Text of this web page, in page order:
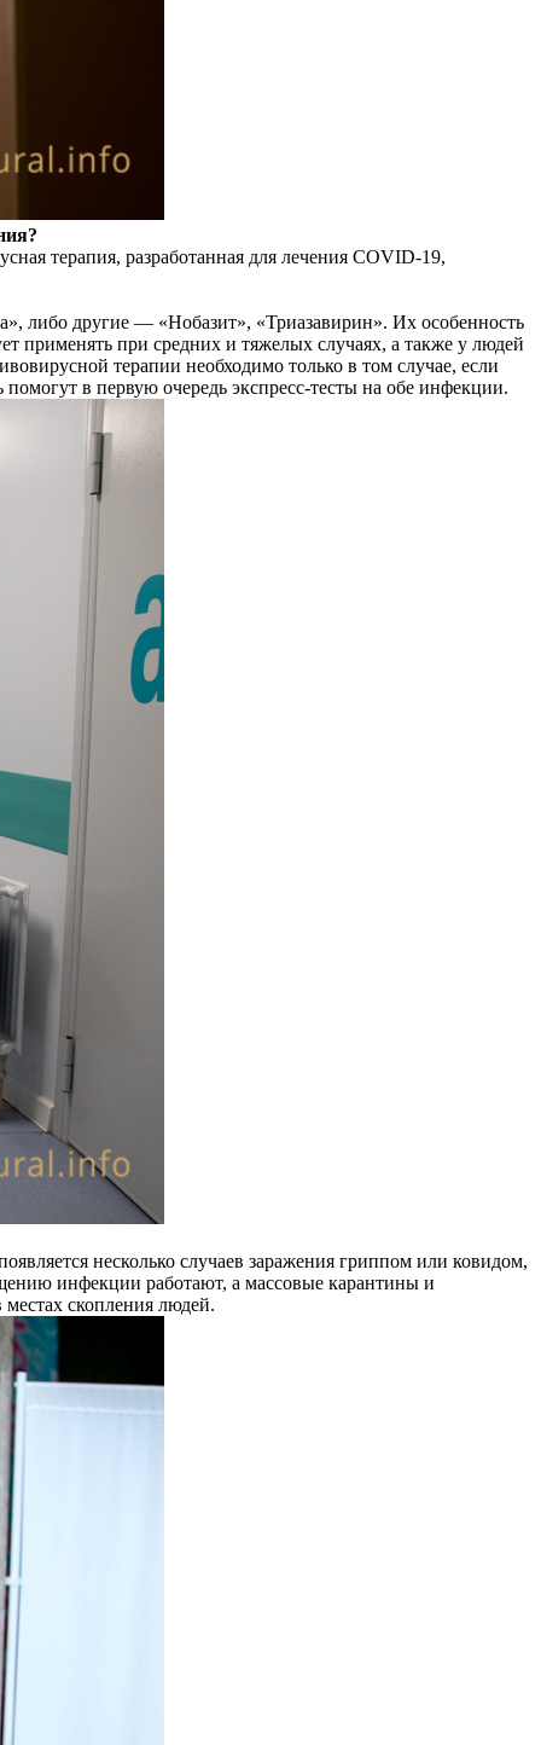
терапия, разработанная для лечения COVID-19,
либо другие — «Нобазит», «Триазавирин». Их особенность
применять при средних и тяжелых случаях, а также у людей
терапии необходимо только в том случае, если
в первую очередь экспресс-тесты на обе инфекции.
несколько случаев заражения гриппом или ковидом,
инфекции работают, а массовые карантины и
скопления людей.